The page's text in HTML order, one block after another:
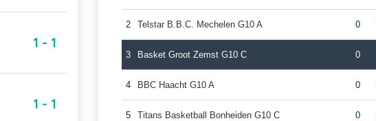
1 - 1
1 - 1
2 Telstar B.B.C. Mechelen G10 A 0
3 Basket Groot Zemst G10 C 0
4 BBC Haacht G10 A 0
5 Titans Basketball Bonheiden G10 C 0